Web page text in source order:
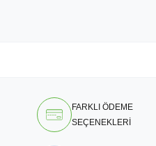
FARKLI ÖDEME
SEÇENEKLERİ